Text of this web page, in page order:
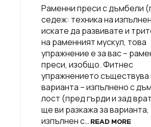
Раменни преси с дъмбели
седеж: техника на
искате да развивате и
на раменният мускул, това
упражнение е за вас –
преси, изобщо. Фитнес
упражнението съществува
варианта – изпълнено с
лост (пред гърди и зад
ще ви разкажа за варианта,
изпълнен с… READ MORE